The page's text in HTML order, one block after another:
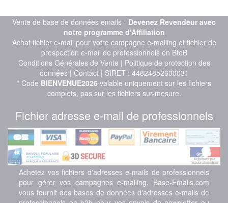
Vente de base de données emails - Devenez Revendeur avec
notre programme d'Affiliation
Achat fichier e-mail pour votre campagne e-mailing et fichier de
prospection e-mail de professionnels en BtoB
Conditions Générales de Vente | Politique de protection des
données| Contact| SIRET : 44824852600031
* Code BIENVENUE2026 valable uniquement sur les fichiers
complets, pas sur les fichiers sur-mesure.
Fichier adresse e-mail de professionnels
Achetez vos fichiers d'adresses e-mails de professionnels
pour gérer vos campagnes e-mailing. Base-Emails.com
vous fournit des bases de données d'adresses e-mails de